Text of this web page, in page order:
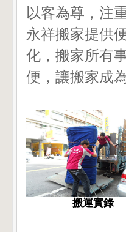
以客為尊，注
永祥搬家提供
化，搬家所有
便，讓搬家成
搬運實錄